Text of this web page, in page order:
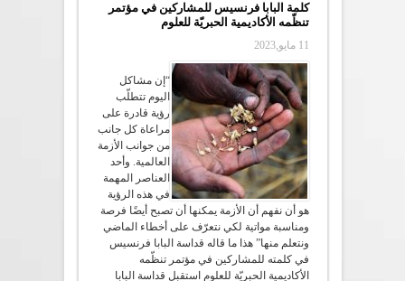
كلمة البابا فرنسيس للمشاركين في مؤتمر
تنظّمه الأكاديمية الحبريّة للعلوم
11 مايو,2023
“إن مشاكل
اليوم تتطلّب
رؤية قادرة على
مراعاة كل جانب
من جوانب الأزمة
العالمية. وأحد
العناصر المهمة
في هذه الرؤية
هو أن نفهم أن الأزمة يمكنها أن تصبح أيضًا فرصة
ومناسبة مواتية لكي نتعرّف على أخطاء الماضي
ونتعلم منها” هذا ما قاله قداسة البابا فرنسيس
في كلمته للمشاركين في مؤتمر تنظّمه
الأكاديمية الحبريّة للعلوم استقبل قداسة البابا